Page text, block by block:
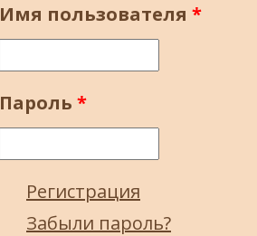
Имя пользователя *
Пароль *
Регистрация
Забыли пароль?